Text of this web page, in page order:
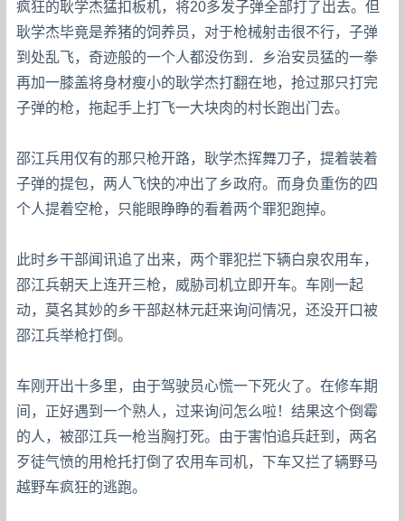
疯狂的耿学杰猛扣板机，将20多发子弹全部打了出去。但
耿学杰毕竟是养猪的饲养员，对于枪械射击很不行，子弹
到处乱飞，奇迹般的一个人都没伤到．乡治安员猛的一拳
再加一膝盖将身材瘦小的耿学杰打翻在地，抢过那只打完
子弹的枪，拖起手上打飞一大块肉的村长跑出门去。
邵江兵用仅有的那只枪开路，耿学杰挥舞刀子，提着装着
子弹的提包，两人飞快的冲出了乡政府。而身负重伤的四
个人提着空枪，只能眼睁睁的看着两个罪犯跑掉。
此时乡干部闻讯追了出来，两个罪犯拦下辆白泉农用车，
邵江兵朝天上连开三枪，威胁司机立即开车。车刚一起
动，莫名其妙的乡干部赵林元赶来询问情况，还没开口被
邵江兵举枪打倒。
车刚开出十多里，由于驾驶员心慌一下死火了。在修车期
间，正好遇到一个熟人，过来询问怎么啦！结果这个倒霉
的人，被邵江兵一枪当胸打死。由于害怕追兵赶到，两名
歹徒气愤的用枪托打倒了农用车司机，下车又拦了辆野马
越野车疯狂的逃跑。